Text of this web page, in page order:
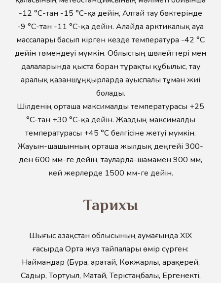
-12 °C-тан -15 °C-қа дейін, Алтай тау бөктерінде
-9 °C-тан -11 °C-қа дейін. Алайда арктикалық ауа
массалары басып кірген кезде температура -42 °C
дейін төмендеуі мүмкін. Облыстың шөлейттері мен
далаларында қыста боран тұрақты құбылыс, тау
аралық қазаншұңқырларда ауыспалы тұман жиі
болады.
Шілденің орташа максималды температурасы +25
°C-тан +30 °C-қа дейін. Жаздың максималды
температурасы +45 °C белгісіне жетуі мүмкін.
Жауын-шашынның орташа жылдық деңгейі 300-
ден 600 мм-ге дейін, тауларда-шамамен 900 мм,
кей жерлерде 1500 мм-ге дейін.
Тарихы
Шығыс Қазақстан облысының аумағында XIX
ғасырда Орта жүз тайпалары өмір сүрген:
Наймандар (Бура, Қаратай, Көкжарлы, Қарақерей,
Садыр, Тортуыл, Матай, Терістаңбалы, Ергенекті,